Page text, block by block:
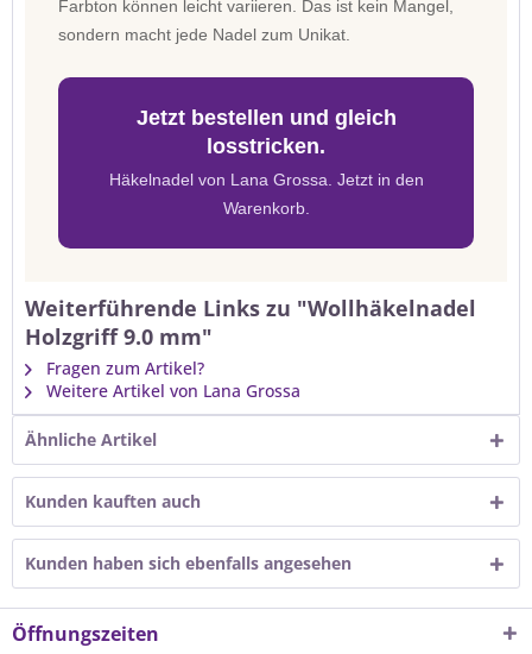
Farbton können leicht variieren. Das ist kein Mangel,
sondern macht jede Nadel zum Unikat.
Jetzt bestellen und gleich
losstricken.
Häkelnadel von Lana Grossa. Jetzt in den
Warenkorb.
Weiterführende Links zu "Wollhäkelnadel
Holzgriff 9.0 mm"
Fragen zum Artikel?
Weitere Artikel von Lana Grossa
Ähnliche Artikel
Kunden kauften auch
Kunden haben sich ebenfalls angesehen
Öffnungszeiten